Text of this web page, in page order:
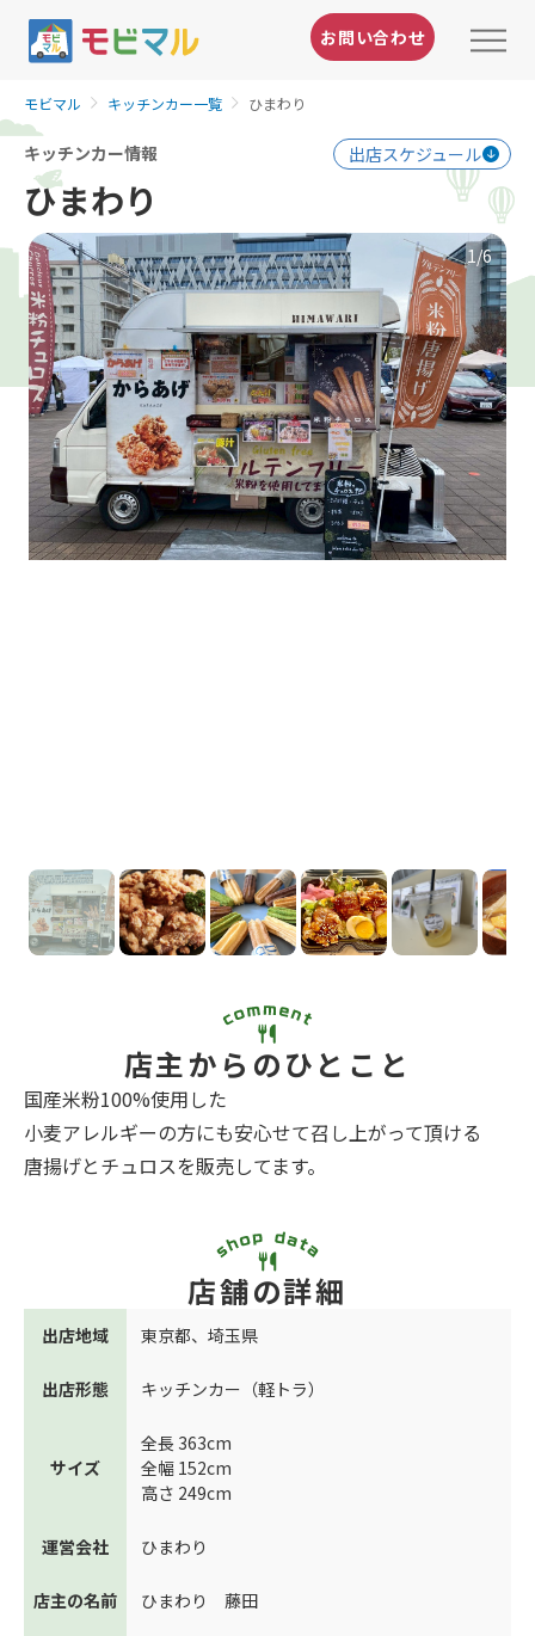
お問い合わせ
モビマル キッチンカー一覧 ひまわり
キッチンカー情報 出店スケジュール
ひまわり
1 /6
店主からのひとこと
国産米粉100%使用した
小麦アレルギーの方にも安心せて召し上がって頂ける
唐揚げとチュロスを販売してます。
店舗の詳細
出店地域 東京都、 埼玉県
出店形態 キッチンカー（軽トラ）
サイズ
全長 363cm
全幅 152cm
高さ 249cm
運営会社 ひまわり
店主の名前 ひまわり 藤田